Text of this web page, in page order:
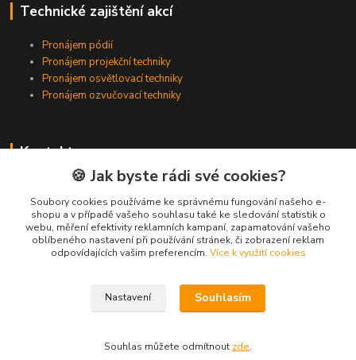
Technické zajištění akcí
Pronájem pódií
Pronájem projekční techniky
Pronájem osvětlovací techniky
Pronájem ozvučovací techniky
Kontakty
Zákaznická podpora
+420 224 318 342
(Po-Pá, 9-16 hod.)
info@videotech.cz
🍪 Jak byste rádi své cookies?
Soubory cookies používáme ke správnému fungování našeho e-
shopu a v případě vašeho souhlasu také ke sledování statistik o
webu, měření efektivity reklamních kampaní, zapamatování vašeho
oblíbeného nastavení při používání stránek, či zobrazení reklam
odpovídajících vašim preferencím. Více k využití cookies
Nastavení Souhlasím
Souhlas můžete odmítnout zde.